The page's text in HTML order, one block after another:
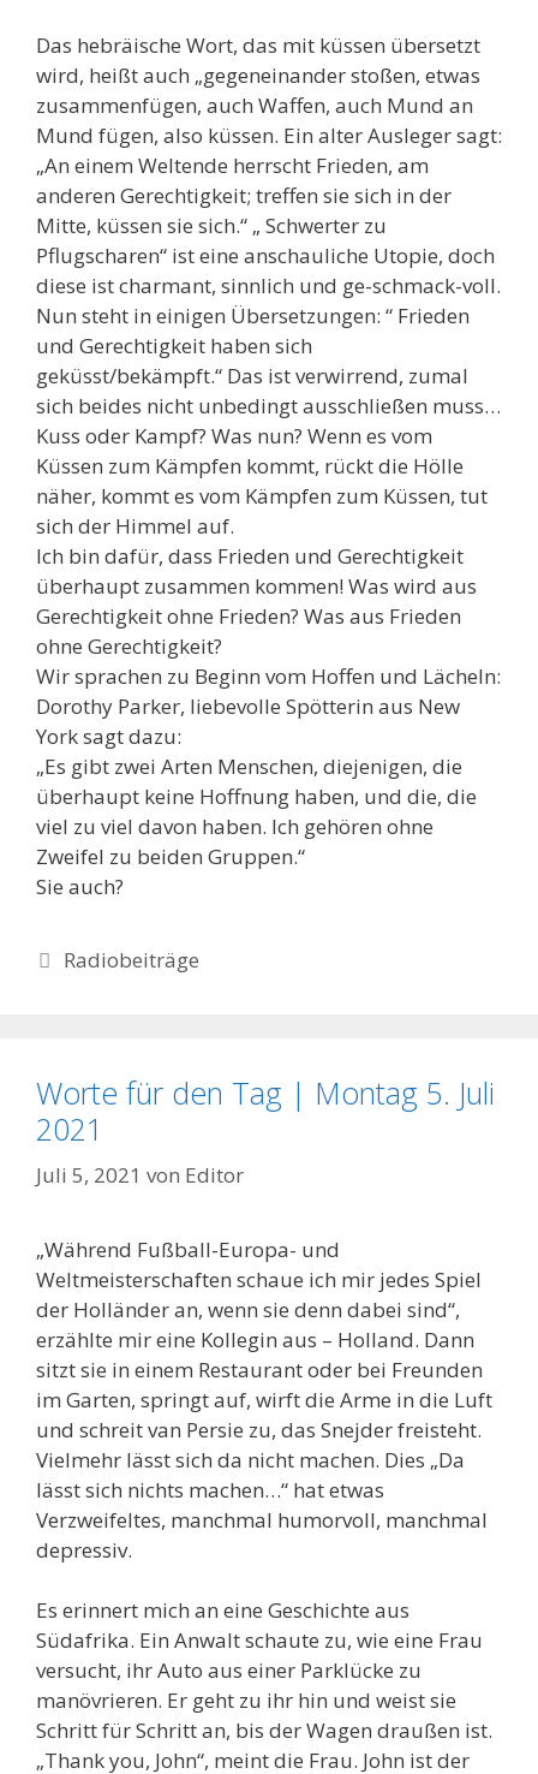
Das hebräische Wort, das mit küssen übersetzt
wird, heißt auch „gegeneinander stoßen, etwas
zusammenfügen, auch Waffen, auch Mund an
Mund fügen, also küssen. Ein alter Ausleger sagt:
„An einem Weltende herrscht Frieden, am
anderen Gerechtigkeit; treffen sie sich in der
Mitte, küssen sie sich.“ „ Schwerter zu
Pflugscharen“ ist eine anschauliche Utopie, doch
diese ist charmant, sinnlich und ge-schmack-voll.
Nun steht in einigen Übersetzungen: “ Frieden
und Gerechtigkeit haben sich
geküsst/bekämpft.“ Das ist verwirrend, zumal
sich beides nicht unbedingt ausschließen muss…
Kuss oder Kampf? Was nun? Wenn es vom
Küssen zum Kämpfen kommt, rückt die Hölle
näher, kommt es vom Kämpfen zum Küssen, tut
sich der Himmel auf.
Ich bin dafür, dass Frieden und Gerechtigkeit
überhaupt zusammen kommen! Was wird aus
Gerechtigkeit ohne Frieden? Was aus Frieden
ohne Gerechtigkeit?
Wir sprachen zu Beginn vom Hoffen und Lächeln:
Dorothy Parker, liebevolle Spötterin aus New
York sagt dazu:
„Es gibt zwei Arten Menschen, diejenigen, die
überhaupt keine Hoffnung haben, und die, die
viel zu viel davon haben. Ich gehören ohne
Zweifel zu beiden Gruppen.“
Sie auch?
Kategorien
Radiobeiträge
Worte für den Tag | Montag 5. Juli
2021
Juli 5, 2021 von Editor
„Während Fußball-Europa- und
Weltmeisterschaften schaue ich mir jedes Spiel
der Holländer an, wenn sie denn dabei sind“,
erzählte mir eine Kollegin aus – Holland. Dann
sitzt sie in einem Restaurant oder bei Freunden
im Garten, springt auf, wirft die Arme in die Luft
und schreit van Persie zu, das Snejder freisteht.
Vielmehr lässt sich da nicht machen. Dies „Da
lässt sich nichts machen…“ hat etwas
Verzweifeltes, manchmal humorvoll, manchmal
depressiv.
Es erinnert mich an eine Geschichte aus
Südafrika. Ein Anwalt schaute zu, wie eine Frau
versucht, ihr Auto aus einer Parklücke zu
manövrieren. Er geht zu ihr hin und weist sie
Schritt für Schritt an, bis der Wagen draußen ist.
„Thank you, John“, meint die Frau. John ist der